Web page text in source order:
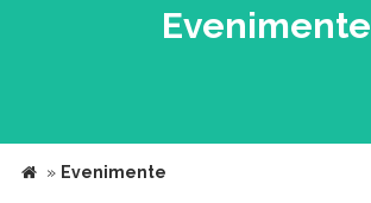
Evenimente
» Evenimente